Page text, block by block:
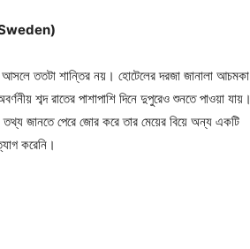
Sweden)
আসলে ততটা শান্তির নয়। হোটেলের দরজা জানালা আচমকা
শব্দ রাতের পাশাপাশি দিনে দুপুরেও শুনতে পাওয়া যায়।
জানতে পেরে জোর করে তার মেয়ের বিয়ে অন্য একটি
করেনি।